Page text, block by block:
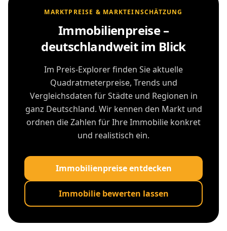
MARKTPREISE & MARKTEINSCHÄTZUNG
Immobilienpreise –
deutschlandweit im Blick
Im Preis-Explorer finden Sie aktuelle
Quadratmeterpreise, Trends und
Vergleichsdaten für Städte und Regionen in
ganz Deutschland. Wir kennen den Markt und
ordnen die Zahlen für Ihre Immobilie konkret
und realistisch ein.
Immobilienpreise entdecken
Immobilie bewerten lassen